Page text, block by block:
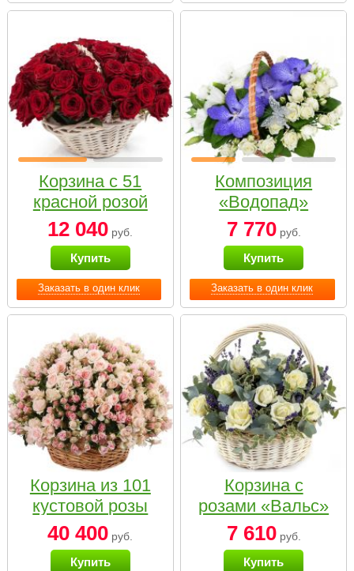
Заказать в один клик
Корзина с 51
красной розой
12 040 руб.
Купить
Заказать в один клик
Композиция
«Водопад»
7 770руб.
Купить
Корзина из 101
кустовой розы
нежных тонов
40 400 руб.
Купить
Корзина с
розами «Вальс»
7 610руб.
Купить